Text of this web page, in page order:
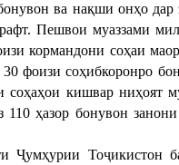
ва нақши онҳо
Пешвои муаззами
кормандони соҳаи
фоизи соҳибкоронро
кишвар ниҳоят
ҳазор бонувон
Ҷумҳурии Тоҷикистон